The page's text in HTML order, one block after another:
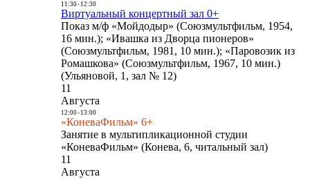
11:30- 12:30
Виртуальный концертный зал 0+
Показ м/ф «Мойдодыр» (Союзмультфильм, 1954,
16 мин.); «Ивашка из Дворца пионеров»
(Союзмультфильм, 1981, 10 мин.); «Паровозик из
Ромашкова» (Союзмультфильм, 1967, 10 мин.)
(Ульяновой, 1, зал № 12)
11
Августа
12:00- 13:00
«КоневаФильм» 6+
Занятие в мультипликационной студии
«КоневаФильм» (Конева, 6, читальный зал)
11
Августа